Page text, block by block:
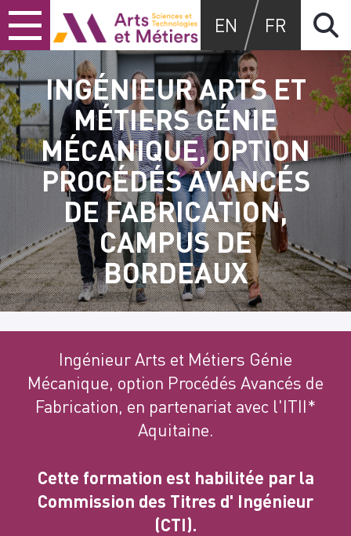
Skip
to
content
Skip
to
main
menu
Skip
to
search
Arts et métiers
EN FR
INGÉNIEUR ARTS ET
MÉTIERS GÉNIE
MÉCANIQUE, OPTION
PROCÉDÉS AVANCÉS
DE FABRICATION,
CAMPUS DE
BORDEAUX
Ingénieur Arts et Métiers Génie
Mécanique, option Procédés Avancés de
Fabrication, en partenariat avec l'ITII*
Aquitaine.
Cette formation est habilitée par la
Commission des Titres d' Ingénieur
(CTI).